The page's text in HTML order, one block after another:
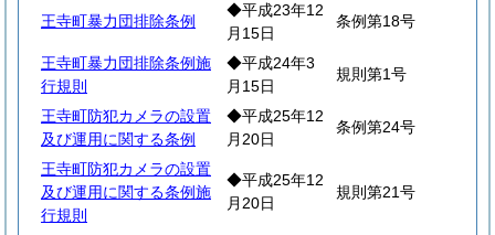
王寺町暴力団排除条例
◆平成23年12
月15日
条例第18号
王寺町暴力団排除条例施
行規則
◆平成24年3
月15日
規則第1号
王寺町防犯カメラの設置
及び運用に関する条例
◆平成25年12
月20日
条例第24号
王寺町防犯カメラの設置
及び運用に関する条例施
行規則
◆平成25年12
月20日
規則第21号